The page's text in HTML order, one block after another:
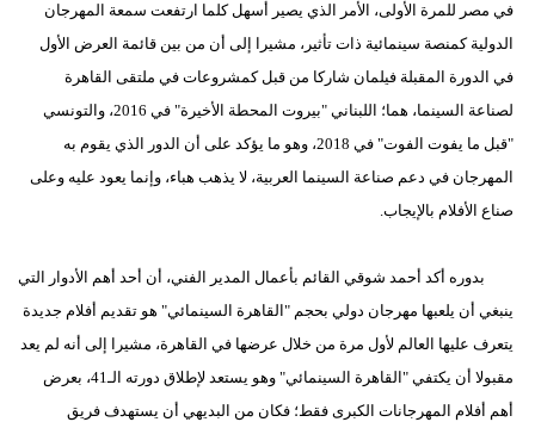
في مصر للمرة الأولى، الأمر الذي يصير أسهل كلما ارتفعت سمعة المهرجان
الدولية كمنصة سينمائية ذات تأثير، مشيرا إلى أن من بين قائمة العرض الأول
في الدورة المقبلة فيلمان شاركا من قبل كمشروعات في ملتقى القاهرة
لصناعة السينما، هما؛ اللبناني "بيروت المحطة الأخيرة" في 2016، والتونسي
"قبل ما يفوت الفوت" في 2018، وهو ما يؤكد على أن الدور الذي يقوم به
المهرجان في دعم صناعة السينما العربية، لا يذهب هباء، وإنما يعود عليه وعلى
صناع الأفلام بالإيجاب.
بدوره أكد أحمد شوقي القائم بأعمال المدير الفني، أن أحد أهم الأدوار التي
ينبغي أن يلعبها مهرجان دولي بحجم "القاهرة السينمائي" هو تقديم أفلام جديدة
يتعرف عليها العالم لأول مرة من خلال عرضها في القاهرة، مشيرا إلى أنه لم يعد
مقبولا أن يكتفي "القاهرة السينمائي" وهو يستعد لإطلاق دورته الـ41، بعرض
أهم أفلام المهرجانات الكبرى فقط؛ فكان من البديهي أن يستهدف فريق